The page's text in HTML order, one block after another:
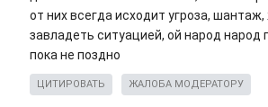
от них всегда исходит угроза,
завладеть ситуацией, ой народ народ
пока не поздно
ЦИТИРОВАТЬ ЖАЛОБА МОДЕРАТОРУ